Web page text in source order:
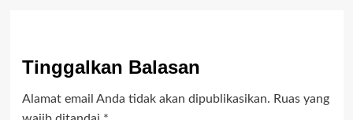
Tinggalkan Balasan
Alamat email Anda tidak akan dipublikasikan. Ruas yang